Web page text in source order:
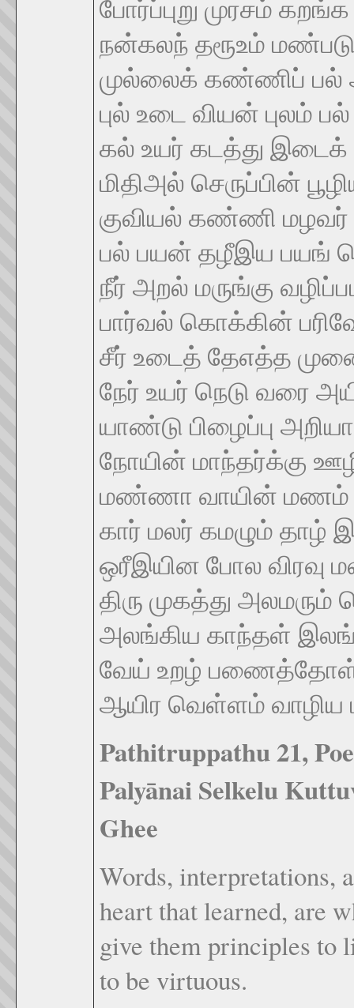
போர்ப்புறு முரசம் கறங்க
நன்கலந் தரூஉம்
முல்லைக் கண்ணிப்
புல் உடை வியன் புலம்
கல் உயர் கடத்து இடைக்
மிதிஅல் செருப்பின்
குவியல் கண்ணி
பல் பயன் தழீஇய பயங்
நீர் அறல் மருங்கு
பார்வல் கொக்கின்
சீர் உடைத் தேஎத்த
நேர் உயர் நெடு வரை
யாண்டு பிழைப்பு
நோயின் மாந்தர்க்கு
மண்ணா வாயின்
கார் மலர் கமழும் தாழ்
ஒரீஇயின போல விரவு
திரு முகத்து
அலங்கிய காந்தள்
வேய் உறழ்
ஆயிர வெள்ளம் வாழிய
Pathitruppathu 21,
Palyānai Selkelu
Ghee
Words, interpretations,
heart that learned, are
give them principles to
to be virtuous.